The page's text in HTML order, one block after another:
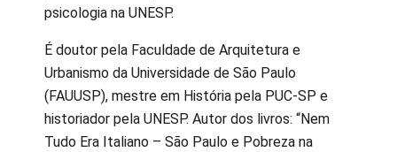
psicologia na UNESP.
É doutor pela Faculdade de Arquitetura e
Urbanismo da Universidade de São Paulo
(FAUUSP), mestre em História pela PUC-SP e
historiador pela UNESP. Autor dos livros: “Nem
Tudo Era Italiano – São Paulo e Pobreza na